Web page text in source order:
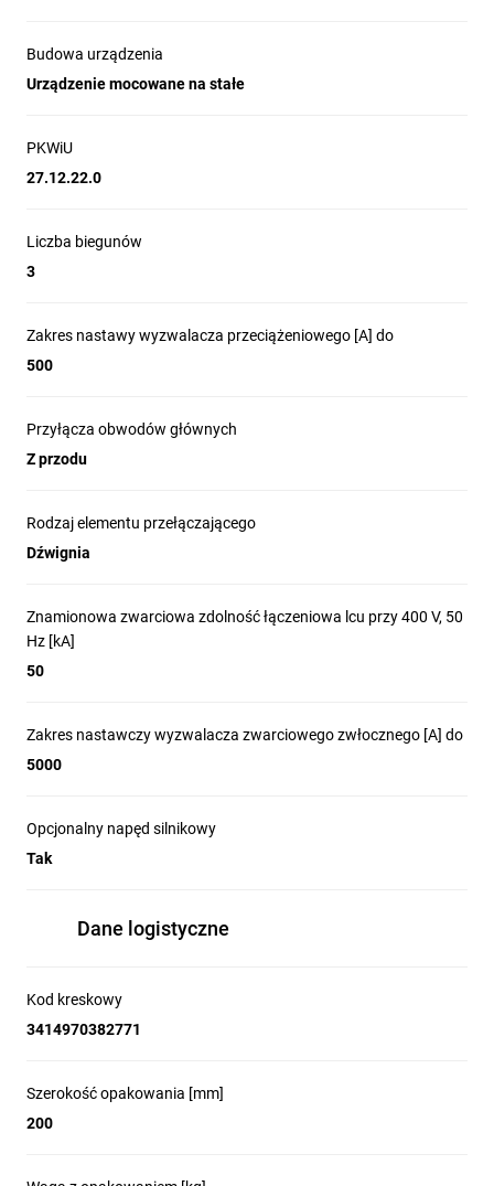
Budowa urządzenia
Urządzenie mocowane na stałe
PKWiU
27.12.22.0
Liczba biegunów
3
Zakres nastawy wyzwalacza przeciążeniowego [A] do
500
Przyłącza obwodów głównych
Z przodu
Rodzaj elementu przełączającego
Dźwignia
Znamionowa zwarciowa zdolność łączeniowa lcu przy 400 V, 50
Hz [kA]
50
Zakres nastawczy wyzwalacza zwarciowego zwłocznego [A] do
5000
Opcjonalny napęd silnikowy
Tak
Dane logistyczne
Kod kreskowy
3414970382771
Szerokość opakowania [mm]
200